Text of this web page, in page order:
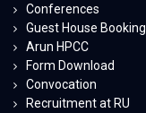
Conferences
Guest House Booking
Arun HPCC
Form Download
Convocation
Recruitment at RU